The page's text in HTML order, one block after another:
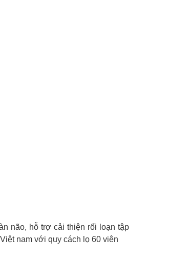
não, hỗ trợ cải thiện rối loạn tập
nam với quy cách lọ 60 viên